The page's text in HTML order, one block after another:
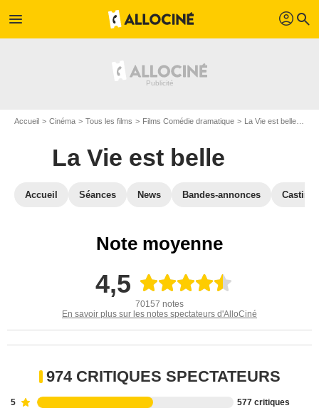
menu profil search
Accueil Cinéma Tous les films Films Comédie dramatique La Vie est belle
La Vie est belle
Accueil Séances News Bandes-annonces Casting
Note moyenne
4,5
70157 notes
En savoir plus sur les notes spectateurs d'AlloCiné
974 CRITIQUES SPECTATEURS
5 577 critiques